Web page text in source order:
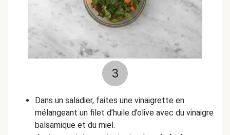
3
Dans un saladier, faites une vinaigrette en
mélangeant un filet d’huile d’olive avec du vinaigre
balsamique et du miel.